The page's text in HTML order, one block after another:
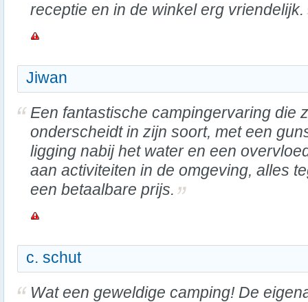
receptie en in de winkel erg vriendelijk.
Jiwan
Een fantastische campingervaring die
onderscheidt in zijn soort, met een
ligging nabij het water en een
aan activiteiten in de omgeving, alles
een betaalbare prijs.
c. schut
Wat een geweldige camping! De